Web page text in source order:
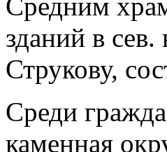
зданий в
Струкову,
Среди
каменная